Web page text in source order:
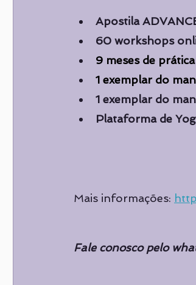
Apostila
60 workshops
9 meses de
1 exemplar do
1 exemplar do
Plataforma de
Mais informações:
Fale conosco pelo